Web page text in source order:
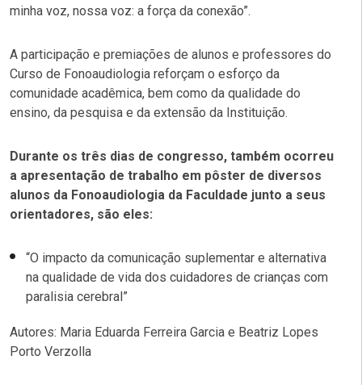
minha voz, nossa voz: a força da conexão”.
A participação e premiações de alunos e professores do
Curso de Fonoaudiologia reforçam o esforço da
comunidade acadêmica, bem como da qualidade do
ensino, da pesquisa e da extensão da Instituição.
Durante os três dias de congresso, também ocorreu
a apresentação de trabalho em pôster de diversos
alunos da Fonoaudiologia da Faculdade junto a seus
orientadores, são eles:
“O impacto da comunicação suplementar e alternativa
na qualidade de vida dos cuidadores de crianças com
paralisia cerebral”
Autores: Maria Eduarda Ferreira Garcia e Beatriz Lopes
Porto Verzolla